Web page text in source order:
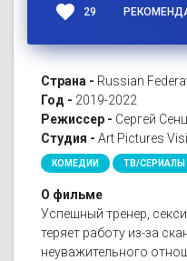
favorite 29
Страна - Russian
Год - 2019-2022
Режиссер - Сергей
Студия - Art Pictures
КОМЕДИИ ТВ/СЕРИАЛЫ
О фильме
Успешный тренер,
теряет работу из-за
неуважительного